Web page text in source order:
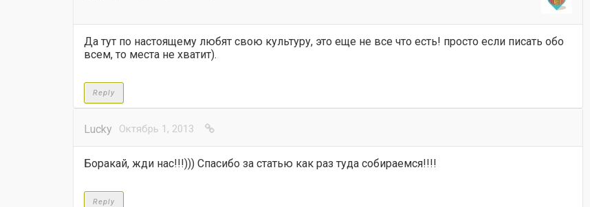
Да тут по настоящему любят свою культуру, это еще не все что есть! просто если писать обо
всем, то места не хватит).
Reply
Lucky Октябрь 1, 2013
Боракай, жди нас!!!))) Спасибо за статью как раз туда собираемся!!!!
Reply